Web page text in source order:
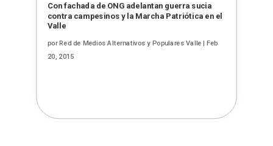
Con fachada de ONG adelantan guerra sucia
contra campesinos y la Marcha Patriótica en el
Valle
porRed de Medios Alternativos y Populares Valle | Feb
20, 2015